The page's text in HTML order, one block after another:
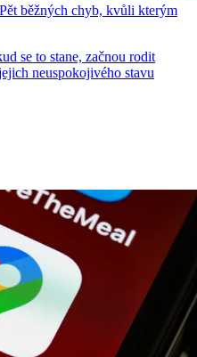
běžných chyb, kvůli kterým
se to stane, začnou rodit
neuspokojivého stavu